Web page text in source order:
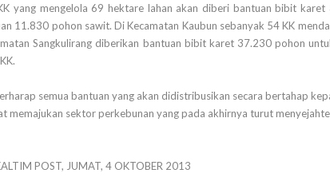
yang mengelola 69 hektare lahan akan diberi bantuan bibit
11.830 pohon sawit. Di Kecamatan Kaubun sebanyak 54 KK
Sangkulirang diberikan bantuan bibit karet 37.230 pohon
semua bantuan yang akan didistribusikan secara bertahap
memajukan sektor perkebunan yang pada akhirnya turut
POST, JUMAT, 4 OKTOBER 2013